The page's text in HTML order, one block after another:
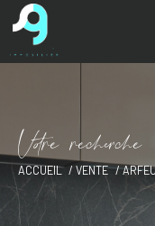
Vore recece
ACCUEIL VENTE